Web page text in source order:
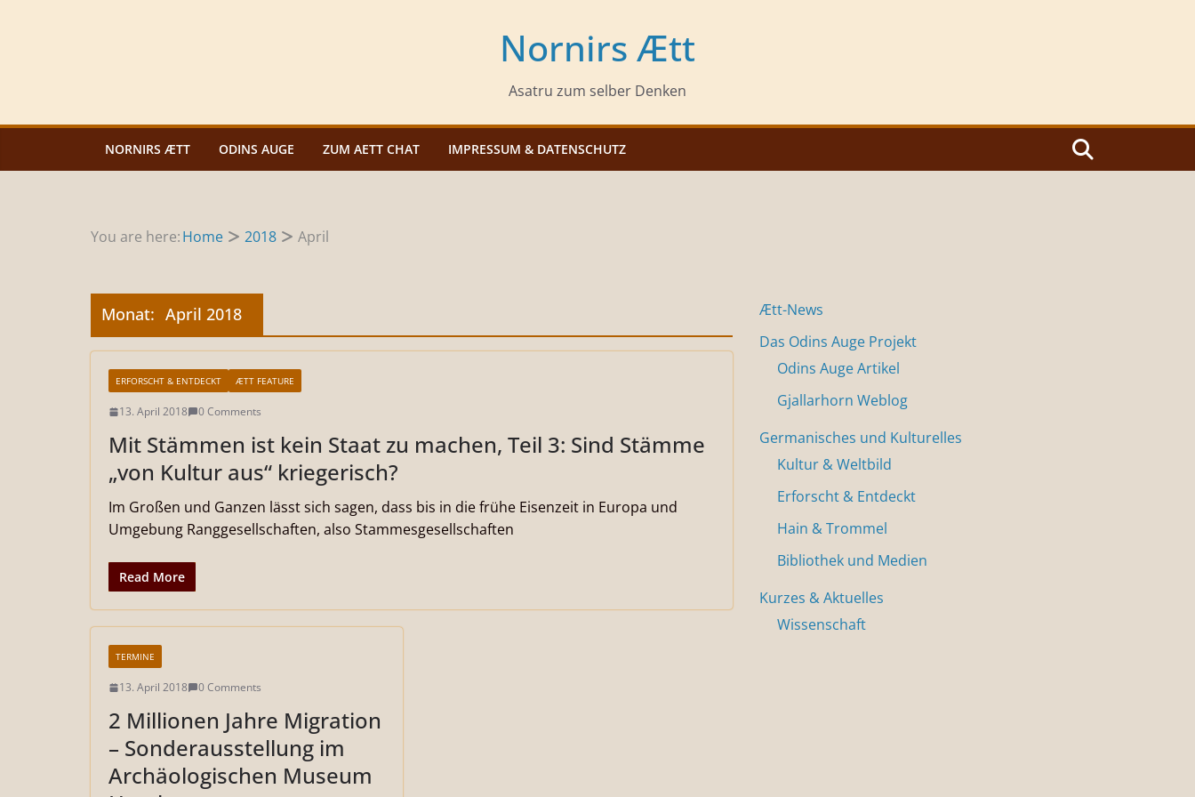
Nornirs Ætt
Asatru zum selber Denken
NORNIRS ÆTT ODINS AUGE ZUM AETT CHAT IMPRESSUM & DATENSCHUTZ
You are here:Home 2018 April
Monat: April 2018
ERFORSCHT & ENTDECKT ÆTT FEATURE
13. April 2018 0 Comments
Mit Stämmen ist kein Staat zu machen, Teil 3: Sind Stämme
„von Kultur aus“ kriegerisch?
Im Großen und Ganzen lässt sich sagen, dass bis in die frühe Eisenzeit in Europa und
Umgebung Ranggesellschaften, also Stammesgesellschaften
Read More
TERMINE
13. April 2018 0 Comments
2 Millionen Jahre Migration
– Sonderausstellung im
Archäologischen Museum
Ætt-News
Das Odins Auge Projekt
Odins Auge Artikel
Gjallarhorn Weblog
Germanisches und Kulturelles
Kultur & Weltbild
Erforscht & Entdeckt
Hain & Trommel
Bibliothek und Medien
Kurzes & Aktuelles
Wissenschaft